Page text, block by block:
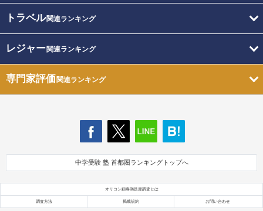
トラベル関連ランキング
レジャー関連ランキング
専門家評価関連ランキング
中学受験 塾 首都圏ランキングトップへ
オリコン顧客満足度調査とは
調査方法 掲載規約 お問い合わせ